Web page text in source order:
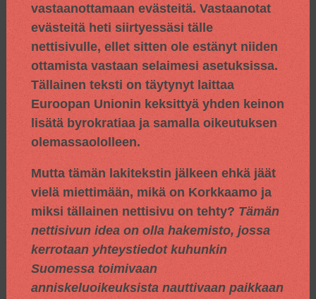
vastaanottamaan evästeitä. Vastaanotat
evästeitä heti siirtyessäsi tälle
nettisivulle, ellet sitten ole estänyt niiden
ottamista vastaan selaimesi asetuksissa.
Tällainen teksti on täytynyt laittaa
Euroopan Unionin keksittyä yhden keinon
lisätä byrokratiaa ja samalla oikeutuksen
olemassaololleen.
Mutta tämän lakitekstin jälkeen ehkä jäät
vielä miettimään, mikä on Korkkaamo ja
miksi tällainen nettisivu on tehty? Tämän
nettisivun idea on olla hakemisto, jossa
kerrotaan yhteystiedot kuhunkin
Suomessa toimivaan
anniskeluoikeuksista nauttivaan paikkaan